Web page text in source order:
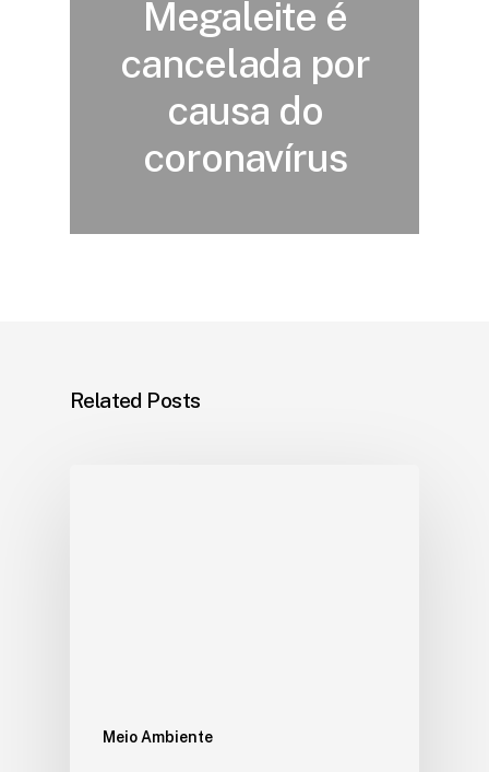
Megaleite é
cancelada por
causa do
coronavírus
Related Posts
Meio Ambiente